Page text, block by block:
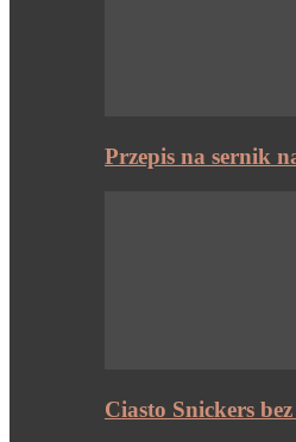
Przepis na sernik
Ciasto Snickers